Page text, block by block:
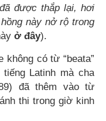
được thắp lại, hơi
này nở rộ trong
ở đây).
không có từ “beata”
Latinh mà cha
đã thêm vào từ
thi trong giờ kinh